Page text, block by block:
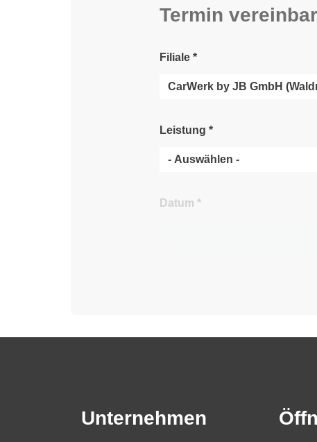
Termin
Filiale *
Leistung *
Datum *
Unternehmen